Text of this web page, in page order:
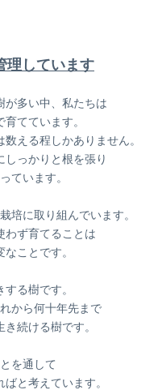
理しています
が多い中、私たちは
てています。
える程しかありません。
しっかりと根を張り
ています。
培に取り組んでいます。
わず育てることは
ことです。
る樹です。
から何十年先まで
続ける樹です。
を通して
と考えています。